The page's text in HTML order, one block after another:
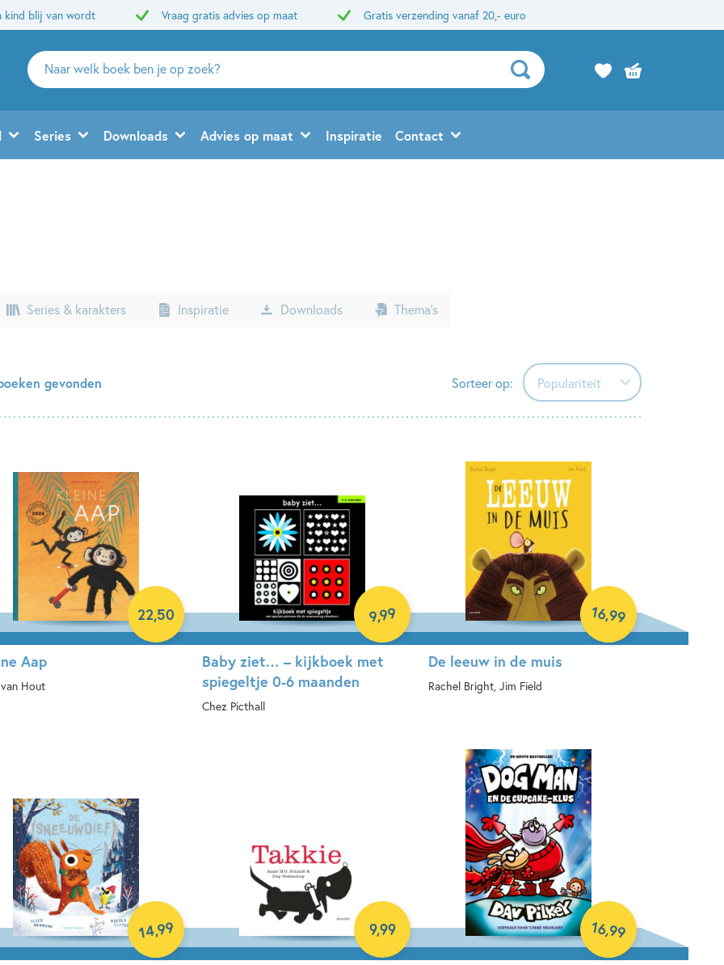
kind blij van wordt Vraag gratis advies op maat Gratis verzending vanaf 20,- euro
Zoeken
naar
en
uitgevers
Series Downloads Advies op maat Inspiratie Contact
Series & karakters Inspiratie Downloads Thema’s
gevonden Sorteer op: Populariteit
Populariteit
Alfabetisch (A-Z)
Alfabetisch (Z-A)
Prijs (oplopend)
Prijs (aflopend)
Aap
Hout
22,50
Baby ziet… – kijkboek met
spiegeltje 0-6 maanden
Chez Picthall
9,99
De leeuw in de muis
Rachel Bright, Jim Field
16,99
14,99 9,99 16,99